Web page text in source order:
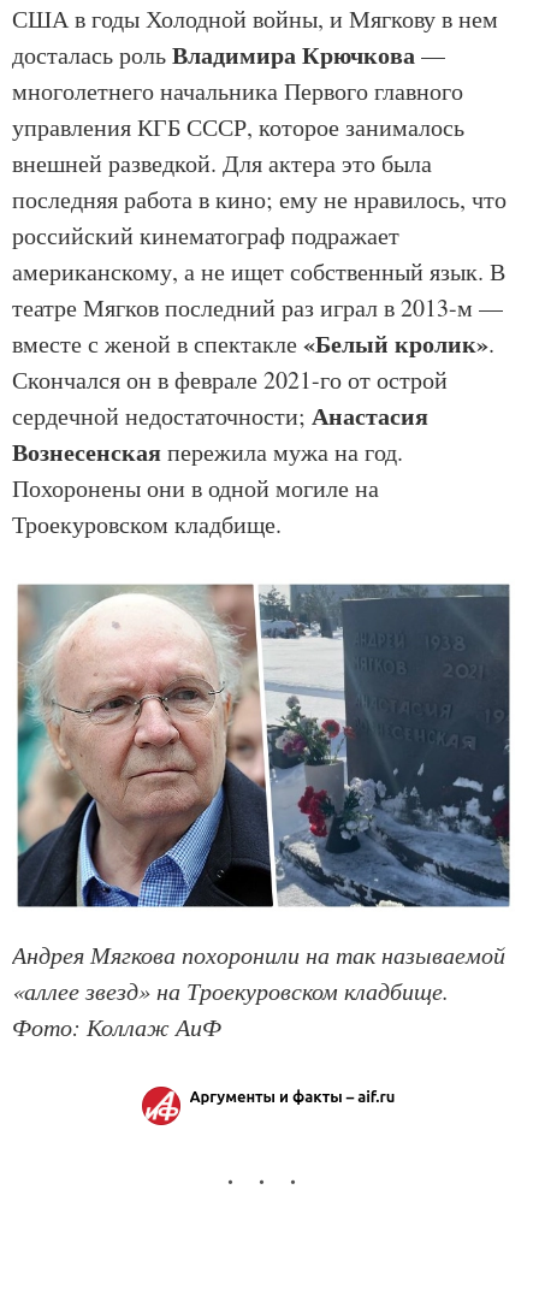
США в годы Холодной войны, и Мягкову в нем
досталась рольВладимира Крючкова—
многолетнего начальника Первого главного
управления КГБ СССР, которое занималось
внешней разведкой. Для актера это была
последняя работа в кино; ему не нравилось, что
российский кинематограф подражает
американскому, а не ищет собственный язык. В
театре Мягков последний раз играл в 2013-м —
вместе с женой в спектакле«Белый кролик».
Скончался он в феврале 2021-го от острой
сердечной недостаточности; Анастасия
Вознесенскаяпережила мужа на год.
Похоронены они в одной могиле на
Троекуровском кладбище.
Андрея Мягкова похоронили на так называемой
«аллее звезд» на Троекуровском кладбище.
Фото: Коллаж АиФ